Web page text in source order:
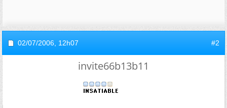
02/07/2006, 12h07 #2
invite66b13b11